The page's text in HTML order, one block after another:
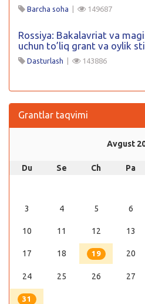
Barcha soha | 149687
Rossiya: Bakalavriat va
uchun to’liq grant va oylik
Dasturlash | 143886
Grantlar taqvimi
Avgust
Du Se Ch Pa
3 4 5 6
10 11 12 13
17 18 19 20
24 25 26 27
31